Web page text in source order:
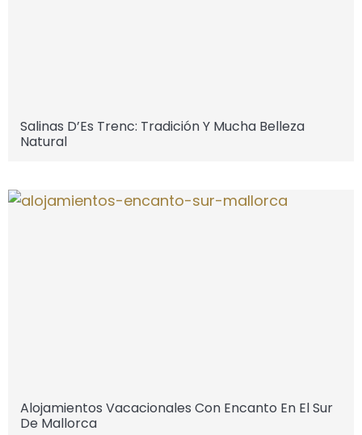
Salinas D’Es Trenc: Tradición Y Mucha Belleza
Natural
Alojamientos Vacacionales Con Encanto En El Sur
De Mallorca